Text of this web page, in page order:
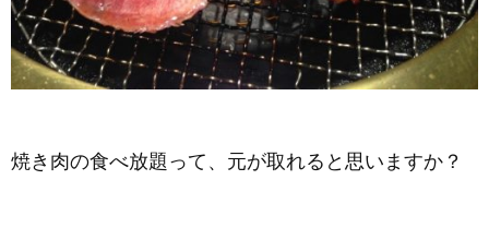
焼き肉の食べ放題って、元が取れると思いますか？